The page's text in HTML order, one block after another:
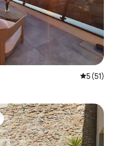
5 (51)
plus appréciés